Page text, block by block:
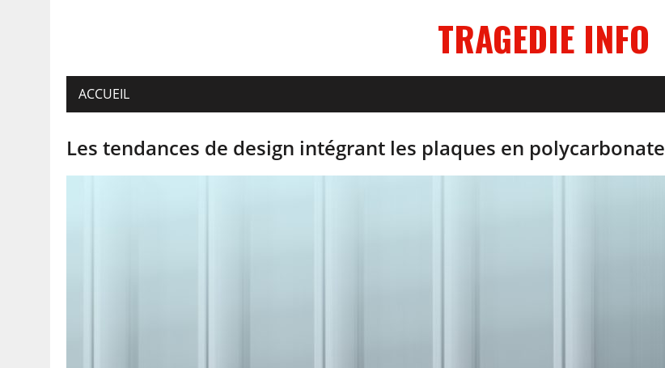
TRAGEDIE INFO
ACCUEIL
Les tendances de design intégrant les plaques en polycarbonate